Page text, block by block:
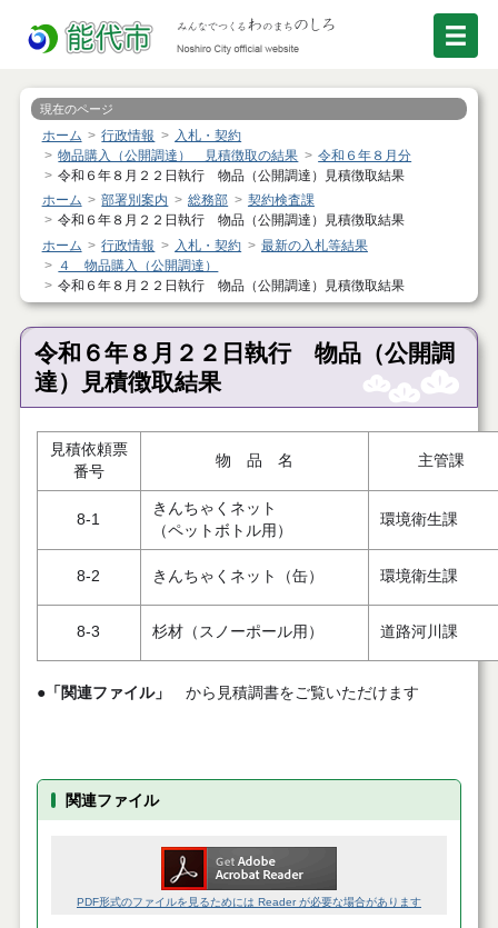
現在のページ
ホーム 行政情報
入札・契約
物品購入（公開調達） 見積徴取の結果
令和６年８月分
令和６年８月２２日執行 物品（公開調達）見積徴取結果
ホーム
部署別案内 総務部
契約検査課
令和６年８月２２日執行 物品（公開調達）見積徴取結果
ホーム
行政情報 入札・契約
最新の入札等結果
４ 物品購入（公開調達）
令和６年８月２２日執行 物品（公開調達）見積徴取結果
令和６年８月２２日執行 物品（公開調
達）見積徴取結果
見積依頼票
番号
物 品 名 主管課
8-1
きんちゃくネット
（ペットボトル用）
環境衛生課
8-2 きんちゃくネット（缶） 環境衛生課
8-3 杉材（スノーポール用） 道路河川課
●「関連ファイル」 から見積調書をご覧いただけます
関連ファイル
PDF形式のファイルを見るためには Reader が必要な場合があります